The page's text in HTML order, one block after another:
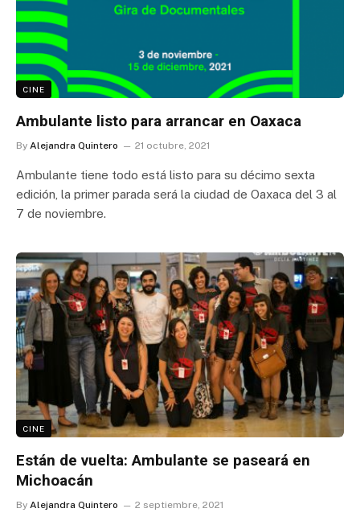
CINE
Ambulante listo para arrancar en Oaxaca
By Alejandra Quintero 21 octubre, 2021
Ambulante tiene todo está listo para su décimo sexta
edición, la primer parada será la ciudad de Oaxaca del 3 al
7 de noviembre.
CINE
Están de vuelta: Ambulante se paseará en
Michoacán
By Alejandra Quintero 2 septiembre, 2021